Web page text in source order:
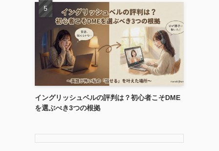
イングリッシュベルの評判は？初心者こそDME
を選ぶべき3つの根拠